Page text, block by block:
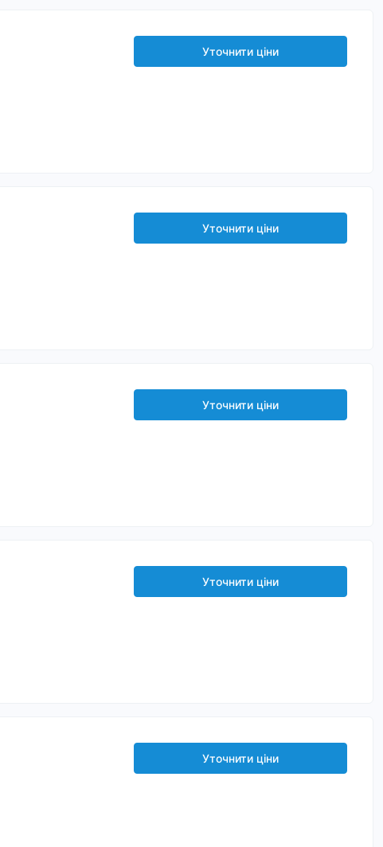
Уточнити ціни
Уточнити ціни
Уточнити ціни
Уточнити ціни
Уточнити ціни